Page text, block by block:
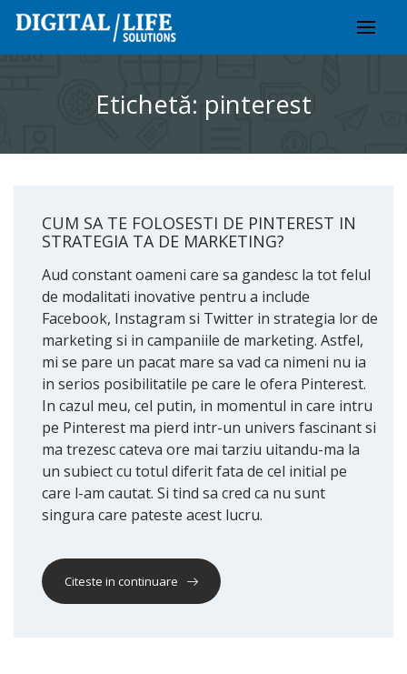
Skip
content
Etichetă: pinterest
CUM SA TE FOLOSESTI DE PINTEREST IN
STRATEGIA TA DE MARKETING?
Aud constant oameni care sa gandesc la tot felul
de modalitati inovative pentru a include
Facebook, Instagram si Twitter in strategia lor de
marketing si in campaniile de marketing. Astfel,
mi se pare un pacat mare sa vad ca nimeni nu ia
in serios posibilitatile pe care le ofera Pinterest.
In cazul meu, cel putin, in momentul in care intru
pe Pinterest ma pierd intr-un univers fascinant si
ma trezesc cateva ore mai tarziu uitandu-ma la
un subiect cu totul diferit fata de cel initial pe
care l-am cautat. Si tind sa cred ca nu sunt
singura care pateste acest lucru.
Citeste in continuare